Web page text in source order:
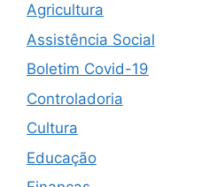
Agricultura
Assistência Social
Boletim Covid-19
Controladoria
Cultura
Educação